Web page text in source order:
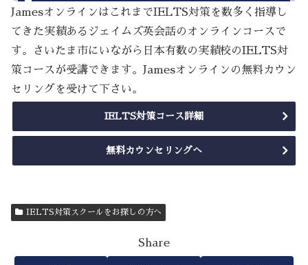
JamesオンラインはこれまでIELTS対策を数多く指導し
てきた実績あるジェイムズ英会話のオンラインコースで
す。さいたま市にいながら日本有数の実績校のIELTS対
策コースが受講できます。Jamesオンラインの無料カウン
セリングを受けて下さい。
IELTS対策コース詳細
無料カウンセリングへ
IELTS対策スクールをお探しの方へ
Share